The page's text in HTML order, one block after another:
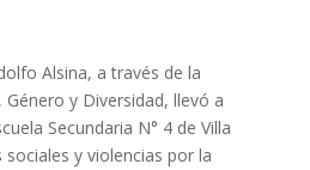
Alsina, a través de la
y Diversidad, llevó a
Secundaria N° 4 de Villa
y violencias por la